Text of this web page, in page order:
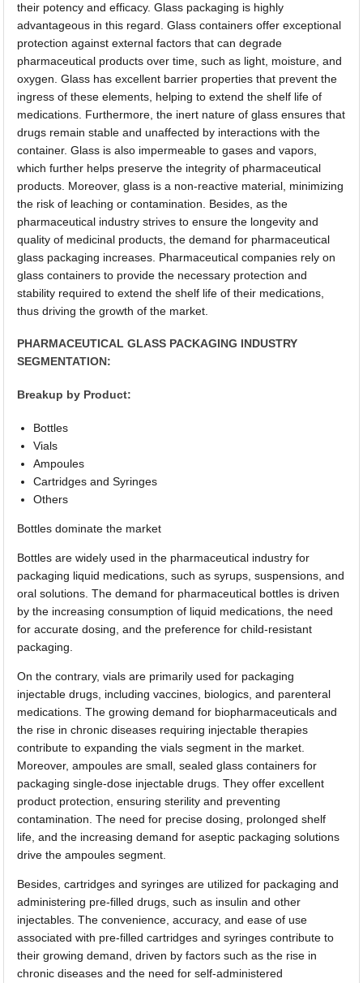
their potency and efficacy. Glass packaging is highly
advantageous in this regard. Glass containers offer exceptional
protection against external factors that can degrade
pharmaceutical products over time, such as light, moisture, and
oxygen. Glass has excellent barrier properties that prevent the
ingress of these elements, helping to extend the shelf life of
medications. Furthermore, the inert nature of glass ensures that
drugs remain stable and unaffected by interactions with the
container. Glass is also impermeable to gases and vapors,
which further helps preserve the integrity of pharmaceutical
products. Moreover, glass is a non-reactive material, minimizing
the risk of leaching or contamination. Besides, as the
pharmaceutical industry strives to ensure the longevity and
quality of medicinal products, the demand for pharmaceutical
glass packaging increases. Pharmaceutical companies rely on
glass containers to provide the necessary protection and
stability required to extend the shelf life of their medications,
thus driving the growth of the market.
PHARMACEUTICAL GLASS PACKAGING INDUSTRY
SEGMENTATION:
Breakup by Product:
Bottles
Vials
Ampoules
Cartridges and Syringes
Others
Bottles dominate the market
Bottles are widely used in the pharmaceutical industry for
packaging liquid medications, such as syrups, suspensions, and
oral solutions. The demand for pharmaceutical bottles is driven
by the increasing consumption of liquid medications, the need
for accurate dosing, and the preference for child-resistant
packaging.
On the contrary, vials are primarily used for packaging
injectable drugs, including vaccines, biologics, and parenteral
medications. The growing demand for biopharmaceuticals and
the rise in chronic diseases requiring injectable therapies
contribute to expanding the vials segment in the market.
Moreover, ampoules are small, sealed glass containers for
packaging single-dose injectable drugs. They offer excellent
product protection, ensuring sterility and preventing
contamination. The need for precise dosing, prolonged shelf
life, and the increasing demand for aseptic packaging solutions
drive the ampoules segment.
Besides, cartridges and syringes are utilized for packaging and
administering pre-filled drugs, such as insulin and other
injectables. The convenience, accuracy, and ease of use
associated with pre-filled cartridges and syringes contribute to
their growing demand, driven by factors such as the rise in
chronic diseases and the need for self-administered